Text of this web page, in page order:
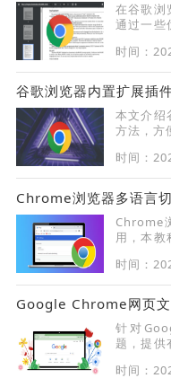
在谷歌浏
通过一些
法，包括
观看视频
时间：
谷歌浏览器内置扩展插
本文介绍
方法，方
时间：
Chrome浏览器多语言
Chrome
用，本教
时间：
Google Chrome网页
针对
题，提供
时间：